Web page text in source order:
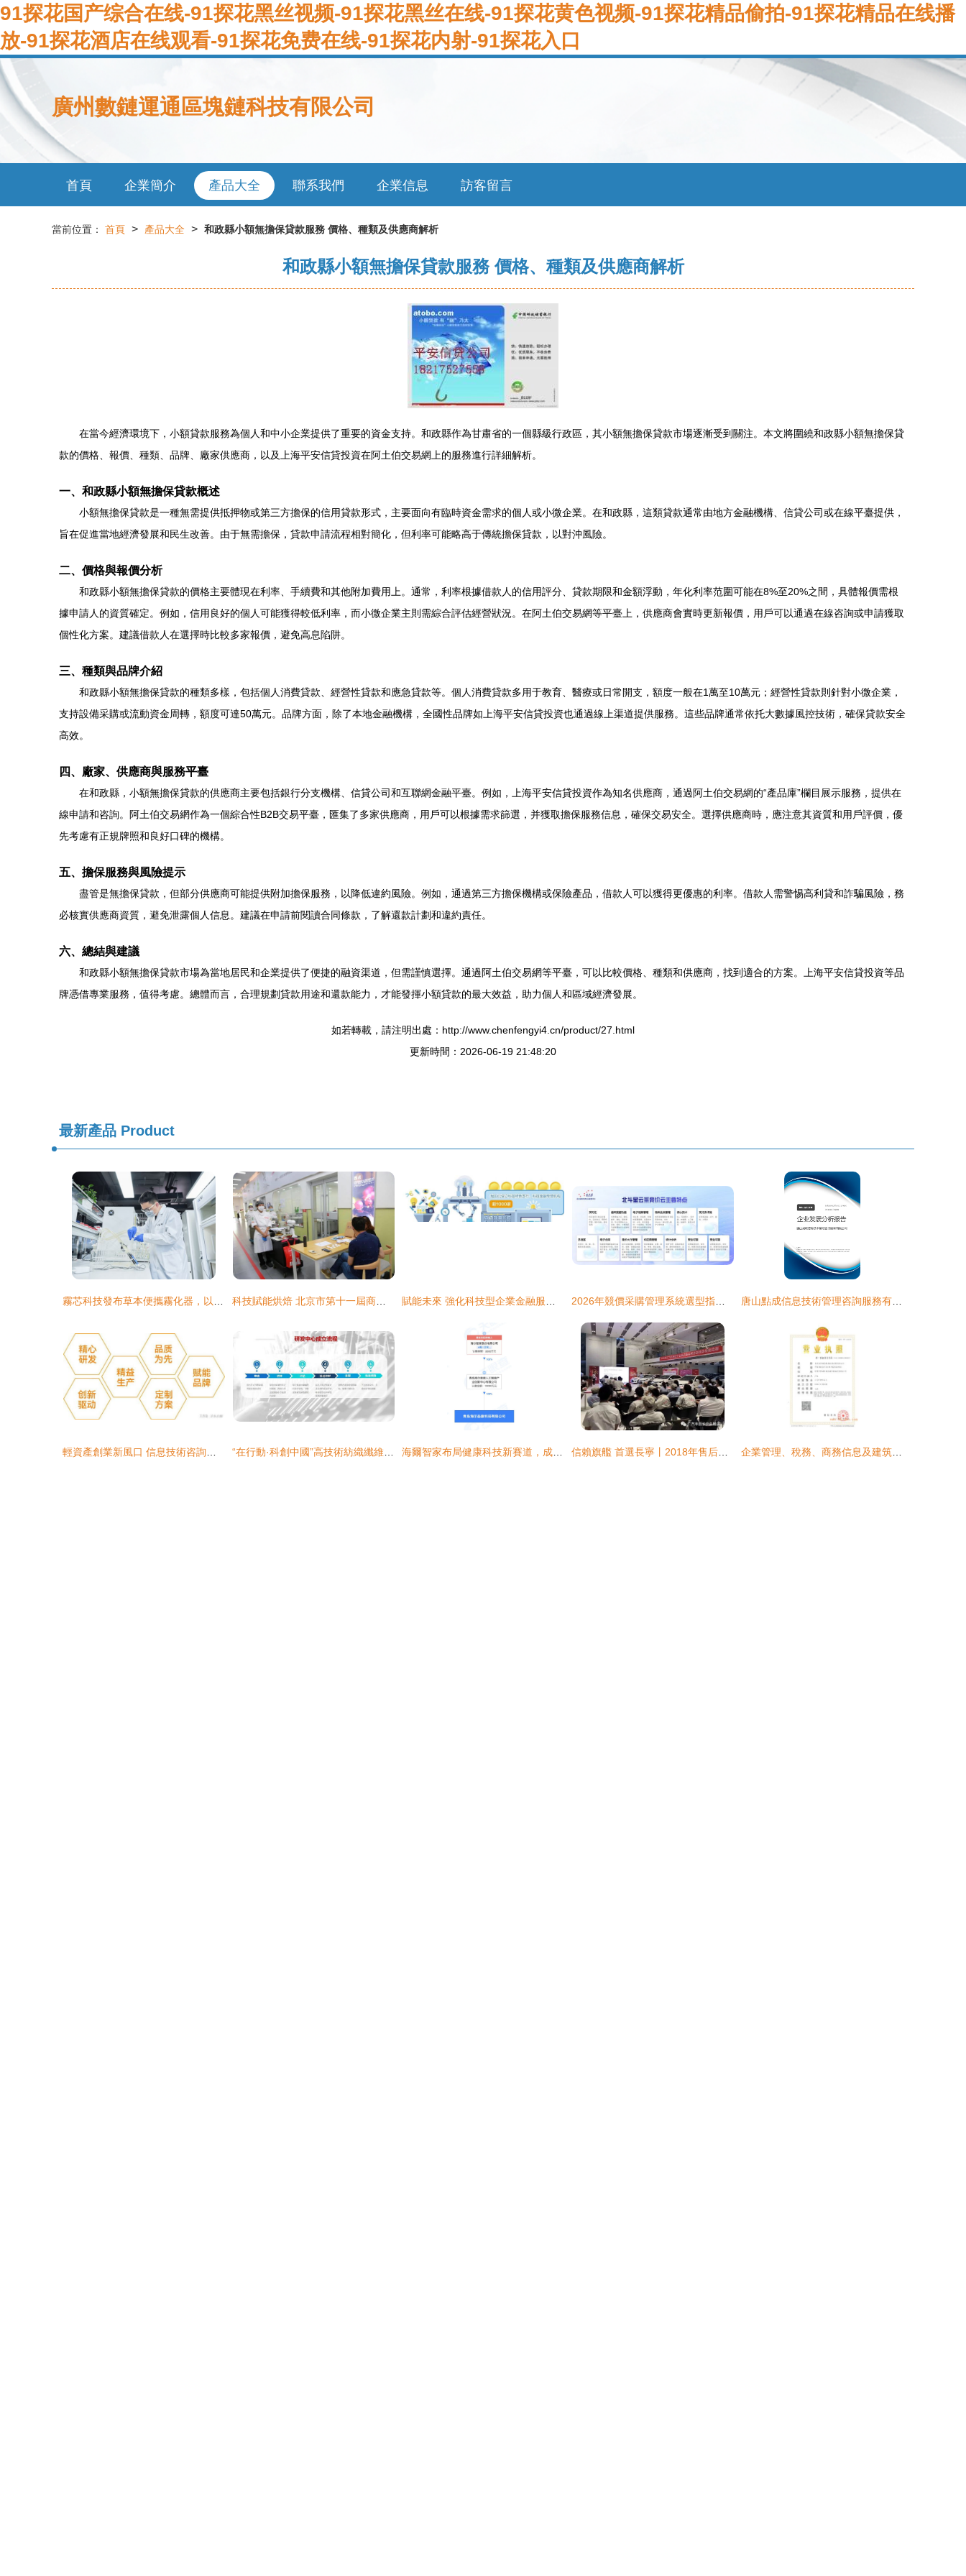
91探花国产综合在线-91探花黑丝视频-91探花黑丝在线-91探花黄色视频-91探花精品偷拍-91探花精品在线播
放-91探花酒店在线观看-91探花免费在线-91探花内射-91探花入口
廣州數鏈運通區塊鏈科技有限公司
首頁 企業簡介 產品大全 聯系我們 企業信息 訪客留言
當前位置： 首頁 > 產品大全 > 和政縣小額無擔保貸款服務 價格、種類及供應商解析
和政縣小額無擔保貸款服務 價格、種類及供應商解析
在當今經濟環境下，小額貸款服務為個人和中小企業提供了重要的資金支持。和政縣作為甘肅省的一個縣級行政區，其小額無擔保貸款市場逐漸受到關注。本文將圍繞和政縣小額無擔保貸
款的價格、報價、種類、品牌、廠家供應商，以及上海平安信貸投資在阿土伯交易網上的服務進行詳細解析。
一、和政縣小額無擔保貸款概述
小額無擔保貸款是一種無需提供抵押物或第三方擔保的信用貸款形式，主要面向有臨時資金需求的個人或小微企業。在和政縣，這類貸款通常由地方金融機構、信貸公司或在線平臺提供，
旨在促進當地經濟發展和民生改善。由于無需擔保，貸款申請流程相對簡化，但利率可能略高于傳統擔保貸款，以對沖風險。
二、價格與報價分析
和政縣小額無擔保貸款的價格主要體現在利率、手續費和其他附加費用上。通常，利率根據借款人的信用評分、貸款期限和金額浮動，年化利率范圍可能在8%至20%之間，具體報價需根
據申請人的資質確定。例如，信用良好的個人可能獲得較低利率，而小微企業主則需綜合評估經營狀況。在阿土伯交易網等平臺上，供應商會實時更新報價，用戶可以通過在線咨詢或申請獲取
個性化方案。建議借款人在選擇時比較多家報價，避免高息陷阱。
三、種類與品牌介紹
和政縣小額無擔保貸款的種類多樣，包括個人消費貸款、經營性貸款和應急貸款等。個人消費貸款多用于教育、醫療或日常開支，額度一般在1萬至10萬元；經營性貸款則針對小微企業，
支持設備采購或流動資金周轉，額度可達50萬元。品牌方面，除了本地金融機構，全國性品牌如上海平安信貸投資也通過線上渠道提供服務。這些品牌通常依托大數據風控技術，確保貸款安全
高效。
四、廠家、供應商與服務平臺
在和政縣，小額無擔保貸款的供應商主要包括銀行分支機構、信貸公司和互聯網金融平臺。例如，上海平安信貸投資作為知名供應商，通過阿土伯交易網的“產品庫”欄目展示服務，提供在
線申請和咨詢。阿土伯交易網作為一個綜合性B2B交易平臺，匯集了多家供應商，用戶可以根據需求篩選，并獲取擔保服務信息，確保交易安全。選擇供應商時，應注意其資質和用戶評價，優
先考慮有正規牌照和良好口碑的機構。
五、擔保服務與風險提示
盡管是無擔保貸款，但部分供應商可能提供附加擔保服務，以降低違約風險。例如，通過第三方擔保機構或保險產品，借款人可以獲得更優惠的利率。借款人需警惕高利貸和詐騙風險，務
必核實供應商資質，避免泄露個人信息。建議在申請前閱讀合同條款，了解還款計劃和違約責任。
六、總結與建議
和政縣小額無擔保貸款市場為當地居民和企業提供了便捷的融資渠道，但需謹慎選擇。通過阿土伯交易網等平臺，可以比較價格、種類和供應商，找到適合的方案。上海平安信貸投資等品
牌憑借專業服務，值得考慮。總體而言，合理規劃貸款用途和還款能力，才能發揮小額貸款的最大效益，助力個人和區域經濟發展。
如若轉載，請注明出處：http://www.chenfengyi4.cn/product/27.html
更新時間：2026-06-19 21:48:20
最新產品 Product